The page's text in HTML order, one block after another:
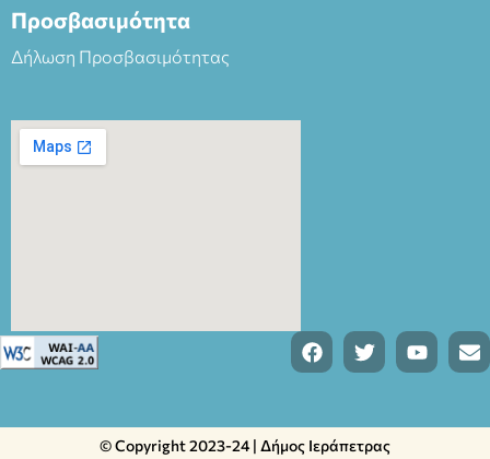
Προσβασιμότητα
Δήλωση Προσβασιμότητας
© Copyright 2023-24 | Δήμος Ιεράπετρας